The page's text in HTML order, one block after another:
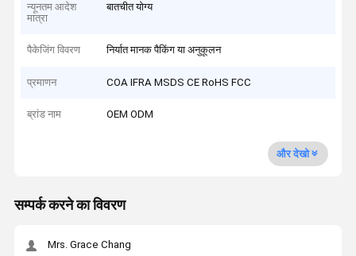
न्यूनतम आदेश
मात्रा
बातचीत योग्य
पैकेजिंग विवरण निर्यात मानक पैकिंग या अनुकूलन
प्रमाणन COA IFRA MSDS CE RoHS FCC
ब्रांड नाम OEM ODM
और देखो
सम्पर्क करने का विवरण
Mrs. Grace Chang